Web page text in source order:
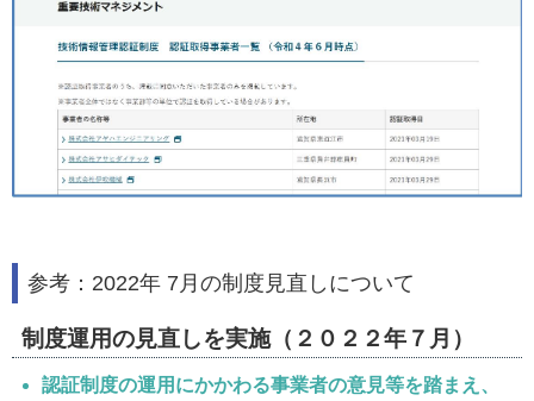
参考：2022年 7月の制度見直しについて
制度運用の見直しを実施（２０２２年７月）
認証制度の運用にかかわる事業者の意見等を踏まえ、